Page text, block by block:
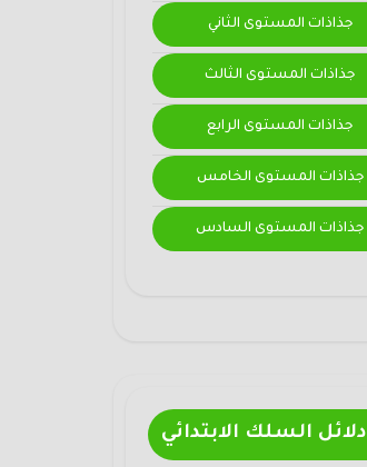
جذاذات المستوى الثاني
جذاذات المستوى الثالث
جذاذات المستوى الرابع
جذاذات المستوى الخامس
جذاذات المستوى السادس
دلائل السلك الابتدائي